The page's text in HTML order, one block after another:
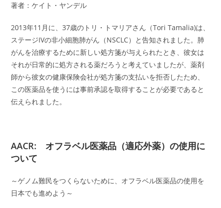
著者：ケイト・ヤンデル
2013年11月に、37歳のトリ・トマリアさん（Tori Tamalia)は、
ステージIVの非小細胞肺がん（NSCLC）と告知されました。肺
がんを治療するために新しい処方箋が与えられたとき、彼女は
それが日常的に処方される薬だろうと考えていましたが、薬剤
師から彼女の健康保険会社が処方箋の支払いを拒否したため、
この医薬品を使うには事前承認を取得することが必要であると
伝えられました。
AACR: オフラベル医薬品（適応外薬）の使用に
ついて
～ゲノム難民をつくらないために、オフラベル医薬品の使用を
日本でも進めよう～